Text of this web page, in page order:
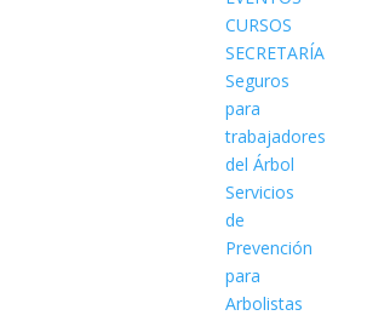
CURSOS
SECRETARÍA
Seguros
para
trabajadores
del Árbol
Servicios
de
Prevención
para
Arbolistas